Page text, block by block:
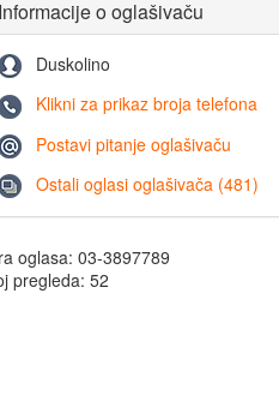
Informacije o oglašivaču
Duskolino
Klikni za prikaz broja telefona
Postavi pitanje oglašivaču
Ostali oglasi oglašivača (481)
oglasa: 03-3897789
pregleda: 52